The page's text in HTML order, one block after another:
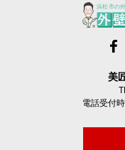
美
電話受付